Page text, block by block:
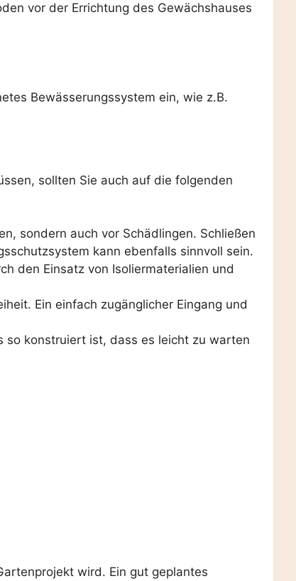
vor der Errichtung des Gewächshauses
Bewässerungssystem ein, wie z.B.
sollten Sie auch auf die folgenden
sondern auch vor Schädlingen. Schließen
kann ebenfalls sinnvoll sein.
den Einsatz von Isoliermaterialien und
Ein einfach zugänglicher Eingang und
so konstruiert ist, dass es leicht zu warten
wird. Ein gut geplantes